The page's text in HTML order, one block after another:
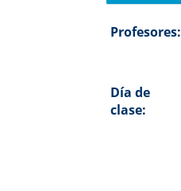
Profesores:
Día de
clase: